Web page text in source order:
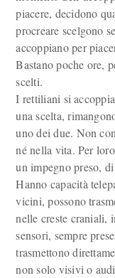
piacere, decidono
procreare scelgono
accoppiano per
Bastano poche ore,
scelti.
I rettiliani si
una scelta,
uno dei due. Non
né nella vita. Per
un impegno preso,
Hanno capacità
vicini, possono
nelle creste craniali,
sensori, sempre
trasmettono
non solo visivi o